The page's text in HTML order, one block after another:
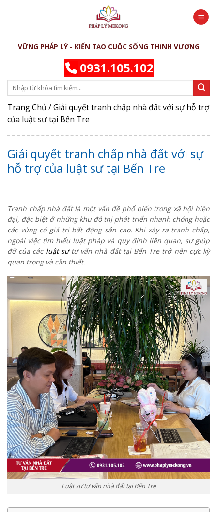
VỮNG PHÁP LÝ - KIẾN TẠO CUỘC SỐNG THỊNH VƯỢNG
0931.105.102
Trang Chủ /Giải quyết tranh chấp nhà đất với sự hỗ trợ
của luật sư tại Bến Tre
Giải quyết tranh chấp nhà đất với sự
hỗ trợ của luật sư tại Bến Tre
Tranh chấp nhà đất là một vấn đề phổ biến trong xã hội hiện
đại, đặc biệt ở những khu đô thị phát triển nhanh chóng hoặc
các vùng có giá trị bất động sản cao. Khi xảy ra tranh chấp,
ngoài việc tìm hiểu luật pháp và quy định liên quan, sự giúp
đỡ của các luật sưtư vấn nhà đất tại Bến Tre trở nên cực kỳ
quan trọng và cần thiết.
Luật sư tư vấn nhà đất tại Bến Tre